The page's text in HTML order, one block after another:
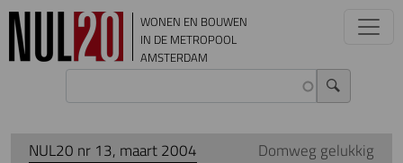
Overslaan en naar de inhoud gaan
WONEN EN BOUWEN
IN DE METROPOOL
AMSTERDAM
NUL20 nr 13, maart 2004 Domweg gelukkig